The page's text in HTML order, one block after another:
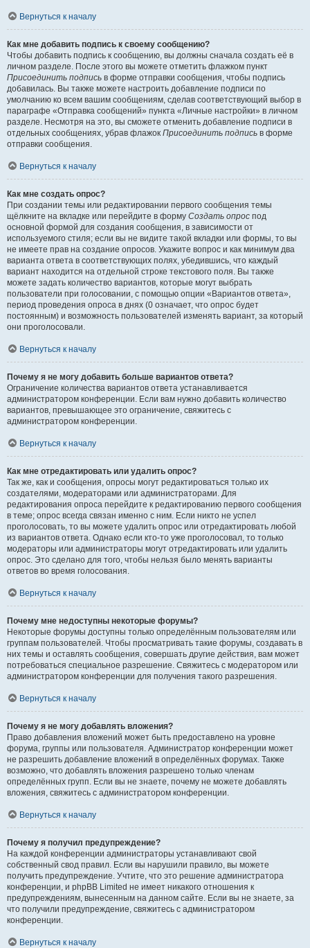
Вернуться к началу
Как мне добавить подпись к своему сообщению?
Чтобы добавить подпись к сообщению, вы должны сначала создать её в
личном разделе. После этого вы можете отметить флажком пункт
Присоединить подпись в форме отправки сообщения, чтобы подпись
добавилась. Вы также можете настроить добавление подписи по
умолчанию ко всем вашим сообщениям, сделав соответствующий выбор в
параграфе «Отправка сообщений» пункта «Личные настройки» в личном
разделе. Несмотря на это, вы сможете отменить добавление подписи в
отдельных сообщениях, убрав флажок Присоединить подпись в форме
отправки сообщения.
Вернуться к началу
Как мне создать опрос?
При создании темы или редактировании первого сообщения темы
щёлкните на вкладке или перейдите в форму Создать опрос под
основной формой для создания сообщения, в зависимости от
используемого стиля; если вы не видите такой вкладки или формы, то вы
не имеете прав на создание опросов. Укажите вопрос и как минимум два
варианта ответа в соответствующих полях, убедившись, что каждый
вариант находится на отдельной строке текстового поля. Вы также
можете задать количество вариантов, которые могут выбрать
пользователи при голосовании, с помощью опции «Вариантов ответа»,
период проведения опроса в днях (0 означает, что опрос будет
постоянным) и возможность пользователей изменять вариант, за который
они проголосовали.
Вернуться к началу
Почему я не могу добавить больше вариантов ответа?
Ограничение количества вариантов ответа устанавливается
администратором конференции. Если вам нужно добавить количество
вариантов, превышающее это ограничение, свяжитесь с
администратором конференции.
Вернуться к началу
Как мне отредактировать или удалить опрос?
Так же, как и сообщения, опросы могут редактироваться только их
создателями, модераторами или администраторами. Для
редактирования опроса перейдите к редактированию первого сообщения
в теме; опрос всегда связан именно с ним. Если никто не успел
проголосовать, то вы можете удалить опрос или отредактировать любой
из вариантов ответа. Однако если кто-то уже проголосовал, то только
модераторы или администраторы могут отредактировать или удалить
опрос. Это сделано для того, чтобы нельзя было менять варианты
ответов во время голосования.
Вернуться к началу
Почему мне недоступны некоторые форумы?
Некоторые форумы доступны только определённым пользователям или
группам пользователей. Чтобы просматривать такие форумы, создавать в
них темы и оставлять сообщения, совершать другие действия, вам может
потребоваться специальное разрешение. Свяжитесь с модератором или
администратором конференции для получения такого разрешения.
Вернуться к началу
Почему я не могу добавлять вложения?
Право добавления вложений может быть предоставлено на уровне
форума, группы или пользователя. Администратор конференции может
не разрешить добавление вложений в определённых форумах. Также
возможно, что добавлять вложения разрешено только членам
определённых групп. Если вы не знаете, почему не можете добавлять
вложения, свяжитесь с администратором конференции.
Вернуться к началу
Почему я получил предупреждение?
На каждой конференции администраторы устанавливают свой
собственный свод правил. Если вы нарушили правило, вы можете
получить предупреждение. Учтите, что это решение администратора
конференции, и phpBB Limited не имеет никакого отношения к
предупреждениям, вынесенным на данном сайте. Если вы не знаете, за
что получили предупреждение, свяжитесь с администратором
конференции.
Вернуться к началу